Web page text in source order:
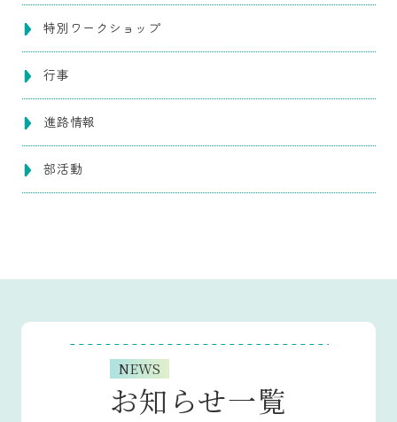
特別ワークショップ
行事
進路情報
部活動
NEWS
お知らせ一覧